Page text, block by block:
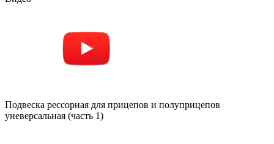
Подвеска рессорная для прицепов и полуприцепов
уневерсальная (часть 1)